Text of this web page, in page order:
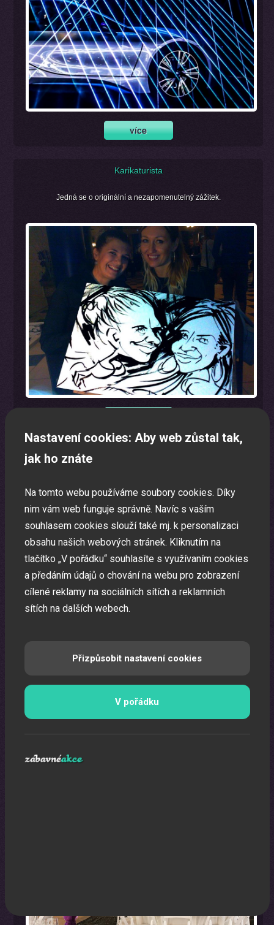
Karikaturista
Jedná se o originální a nezapomenutelný zážitek.
Mikulášsky program pro děti
Nastavení cookies: Aby web zůstal tak,
jak ho znáte
Na tomto webu používáme soubory cookies. Díky
nim vám web funguje správně. Navíc s vaším
souhlasem cookies slouží také mj. k personalizaci
obsahu našich webových stránek. Kliknutím na
tlačítko „V pořádku“ souhlasíte s využívaním cookies
a předáním údajů o chování na webu pro zobrazení
cílené reklamy na sociálních sítích a reklamních
sítích na dalších webech.
Přizpůsobit nastavení cookies
V pořádku